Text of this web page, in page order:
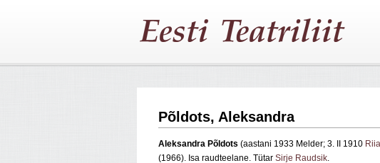
Põldots, Aleksandra
Aleksandra Põldots (aastani 1933 Melder; 3. II 1910 Riia
(1966). Isa raudteelane. Tütar Sirje Raudsik.